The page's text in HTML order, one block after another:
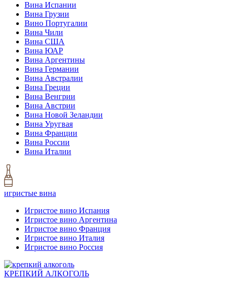
Вина Испании
Вина Грузии
Вино Португалии
Вина Чили
Вина США
Вина ЮАР
Вина Аргентины
Вина Германии
Вина Австралии
Вина Греции
Вина Венгрии
Вина Австрии
Вина Новой Зеландии
Вина Уругвая
Вина Франции
Вина России
Вина Италии
игристые вина
Игристое вино Испания
Игристое вино Аргентина
Игристое вино Франция
Игристое вино Италия
Игристое вино Россия
КРЕПКИЙ АЛКОГОЛЬ